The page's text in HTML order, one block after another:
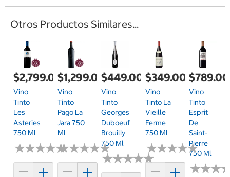
Otros Productos Similares...
$2,799.00
Vino
Tinto
Les
Asteries
750 Ml
★★★★★
★★★★★
$1,299.00
Vino
Tinto
Pago La
Jara 750
Ml
★★★★★
★★★★★
$449.00
Vino
Tinto
Georges
Duboeuf
Brouilly
750 Ml
★★★★★
★★★★★
$349.00
Vino
Tinto La
Vieille
Ferme
750 Ml
★★★★★
★★★★★
$789.00
Vino
Tinto
Esprit
De
Saint-
Pierre
750 Ml
★★★
★★★